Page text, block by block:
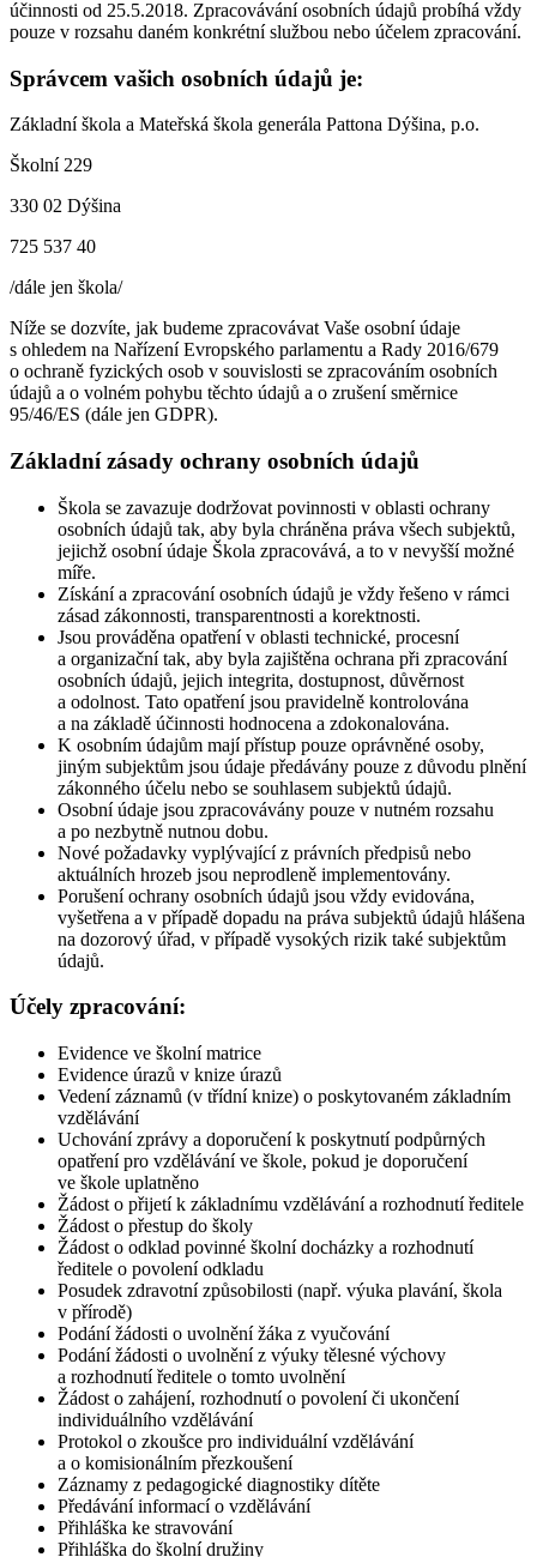
účinnosti od 25.5.2018. Zpracovávání osobních údajů probíhá vždy
pouze v rozsahu daném konkrétní službou nebo účelem zpracování.
Správcem vašich osobních údajů je:
Základní škola a Mateřská škola generála Pattona Dýšina, p.o.
Školní 229
330 02 Dýšina
725 537 40
/dále jen škola/
Níže se dozvíte, jak budeme zpracovávat Vaše osobní údaje
s ohledem na Nařízení Evropského parlamentu a Rady 2016/679
o ochraně fyzických osob v souvislosti se zpracováním osobních
údajů a o volném pohybu těchto údajů a o zrušení směrnice
95/46/ES (dále jen GDPR).
Základní zásady ochrany osobních údajů
Škola se zavazuje dodržovat povinnosti v oblasti ochrany
osobních údajů tak, aby byla chráněna práva všech subjektů,
jejichž osobní údaje Škola zpracovává, a to v nevyšší možné
míře.
Získání a zpracování osobních údajů je vždy řešeno v rámci
zásad zákonnosti, transparentnosti a korektnosti.
Jsou prováděna opatření v oblasti technické, procesní
a organizační tak, aby byla zajištěna ochrana při zpracování
osobních údajů, jejich integrita, dostupnost, důvěrnost
a odolnost. Tato opatření jsou pravidelně kontrolována
a na základě účinnosti hodnocena a zdokonalována.
K osobním údajům mají přístup pouze oprávněné osoby,
jiným subjektům jsou údaje předávány pouze z důvodu plnění
zákonného účelu nebo se souhlasem subjektů údajů.
Osobní údaje jsou zpracovávány pouze v nutném rozsahu
a po nezbytně nutnou dobu.
Nové požadavky vyplývající z právních předpisů nebo
aktuálních hrozeb jsou neprodleně implementovány.
Porušení ochrany osobních údajů jsou vždy evidována,
vyšetřena a v případě dopadu na práva subjektů údajů hlášena
na dozorový úřad, v případě vysokých rizik také subjektům
údajů.
Účely zpracování:
Evidence ve školní matrice
Evidence úrazů v knize úrazů
Vedení záznamů (v třídní knize) o poskytovaném základním
vzdělávání
Uchování zprávy a doporučení k poskytnutí podpůrných
opatření pro vzdělávání ve škole, pokud je doporučení
ve škole uplatněno
Žádost o přijetí k základnímu vzdělávání a rozhodnutí ředitele
Žádost o přestup do školy
Žádost o odklad povinné školní docházky a rozhodnutí
ředitele o povolení odkladu
Posudek zdravotní způsobilosti (např. výuka plavání, škola
v přírodě)
Podání žádosti o uvolnění žáka z vyučování
Podání žádosti o uvolnění z výuky tělesné výchovy
a rozhodnutí ředitele o tomto uvolnění
Žádost o zahájení, rozhodnutí o povolení či ukončení
individuálního vzdělávání
Protokol o zkoušce pro individuální vzdělávání
a o komisionálním přezkoušení
Záznamy z pedagogické diagnostiky dítěte
Předávání informací o vzdělávání
Přihláška ke stravování
Přihláška do školní družiny